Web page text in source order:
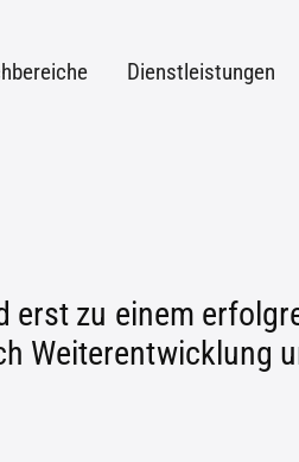
Dienstleistungen
erst zu einem
Weiterentwicklung